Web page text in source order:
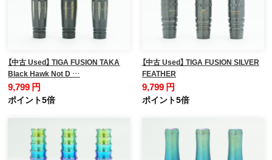
【中古 Used】 TIGA FUSION TAKA
Black Hawk Not D …
9,799 円
ポイント5倍
【中古 Used】 TIGA FUSION SILVER
FEATHER
9,799 円
ポイント5倍